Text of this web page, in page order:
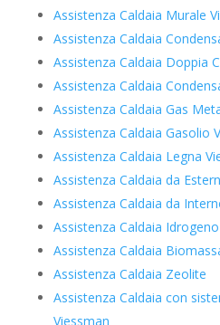
Assistenza Caldaia Murale
Assistenza Caldaia
Assistenza Caldaia Doppia
Assistenza Caldaia
Assistenza Caldaia Gas
Assistenza Caldaia Gasolio
Assistenza Caldaia Legna
Assistenza Caldaia da
Assistenza Caldaia da
Assistenza Caldaia
Assistenza Caldaia
Assistenza Caldaia Zeolite
Assistenza Caldaia con
Viessman